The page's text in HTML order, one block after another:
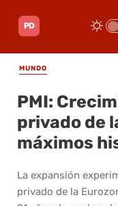
MUNDO
PMI:
privado de
máximos
La expansión
privado de la